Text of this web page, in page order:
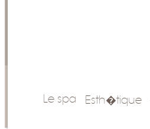
Le spa Esth�tique